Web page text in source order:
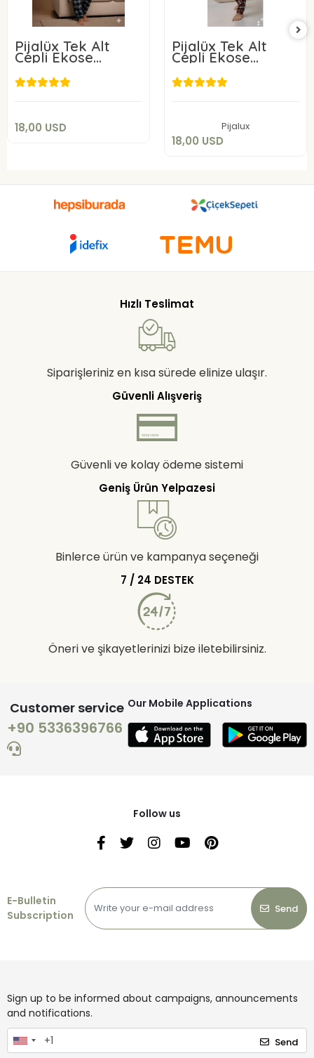
Pijalüx Tek Alt
Cepli Ekose
Pijama
18,00 USD
18,00 USD
Pijalüx Tek Alt
Cepli Ekose
Pijama
Pijalux
18,00 USD
18,00 USD
Hızlı Teslimat
Siparişleriniz en kısa sürede elinize ulaşır.
Güvenli Alışveriş
Güvenli ve kolay ödeme sistemi
Geniş Ürün Yelpazesi
Binlerce ürün ve kampanya seçeneği
7 / 24 DESTEK
Öneri ve şikayetlerinizi bize iletebilirsiniz.
Customer service
+90 5336396766
Our Mobile Applications
Follow us
E-Bulletin
Subscription
Send
Sign up to be informed about campaigns, announcements
and notifications.
Send